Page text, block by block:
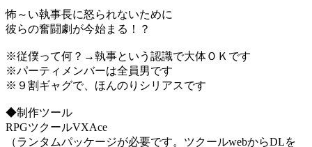
怖～い執事長に怒られないために
彼らの奮闘劇が今始まる！？
※従僕って何？→執事という認識で大体ＯＫです
※パーティメンバーは全員男です
※９割ギャグで、ほんのりシリアスです
◆制作ツール
RPGツクールVXAce
（ランタムパッケージが必要です。ツクールwebからDLを